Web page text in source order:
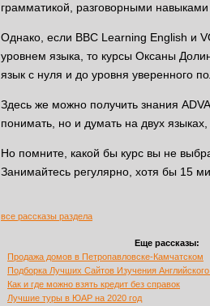
грамматикой, разговорными
Однако, если BBC Learning English и
уровнем языка, то курсы Оксаны
язык с нуля и до уровня уверенного
Здесь же можно получить знания
понимать, но и думать на двух
Но помните, какой бы курс вы не
Занимайтесь регулярно, хотя бы 15
все рассказы раздела
Еще рассказы:
Продажа домов в Петропавловске-Камчатском
Подборка Лучших Сайтов Изучения
Как и где можно взять кредит без справок
Лучшие туры в ЮАР на 2020 год